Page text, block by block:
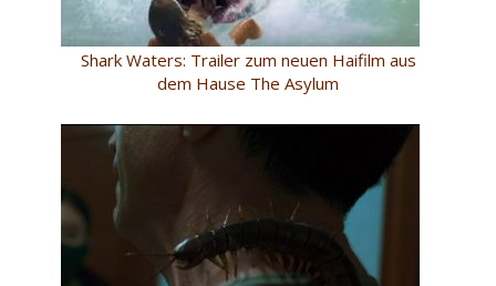
Shark Waters: Trailer zum neuen Haifilm aus
dem Hause The Asylum